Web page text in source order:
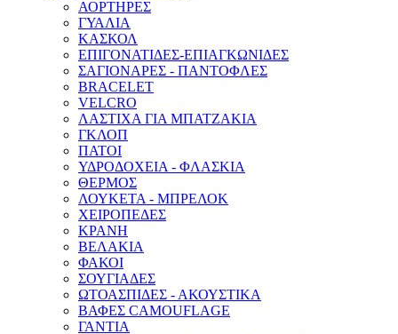
ΑΟΡΤΗΡΕΣ
ΓΥΑΛΙΑ
ΚΑΣΚΟΛ
ΕΠΙΓΟΝΑΤΙΔΕΣ-ΕΠΙΑΓΚΩΝΙΔΕΣ
ΣΑΓΙΟΝΑΡΕΣ - ΠΑΝΤΟΦΛΕΣ
BRACELET
VELCRO
ΛΑΣΤΙΧΑ ΓΙΑ ΜΠΑΤΖΑΚΙΑ
ΓΚΛΟΠ
ΠΑΤΟΙ
ΥΔΡΟΔΟΧΕΙΑ - ΦΛΑΣΚΙΑ
ΘΕΡΜΟΣ
ΛΟΥΚΕΤΑ - ΜΠΡΕΛΟΚ
ΧΕΙΡΟΠΕΔΕΣ
ΚΡΑΝΗ
ΒΕΛΑΚΙΑ
ΦΑΚΟΙ
ΣΟΥΓΙΑΔΕΣ
ΩΤΟΑΣΠΙΔΕΣ - ΑΚΟΥΣΤΙΚΑ
ΒΑΦΕΣ CAMOUFLAGE
ΓΑΝΤΙΑ